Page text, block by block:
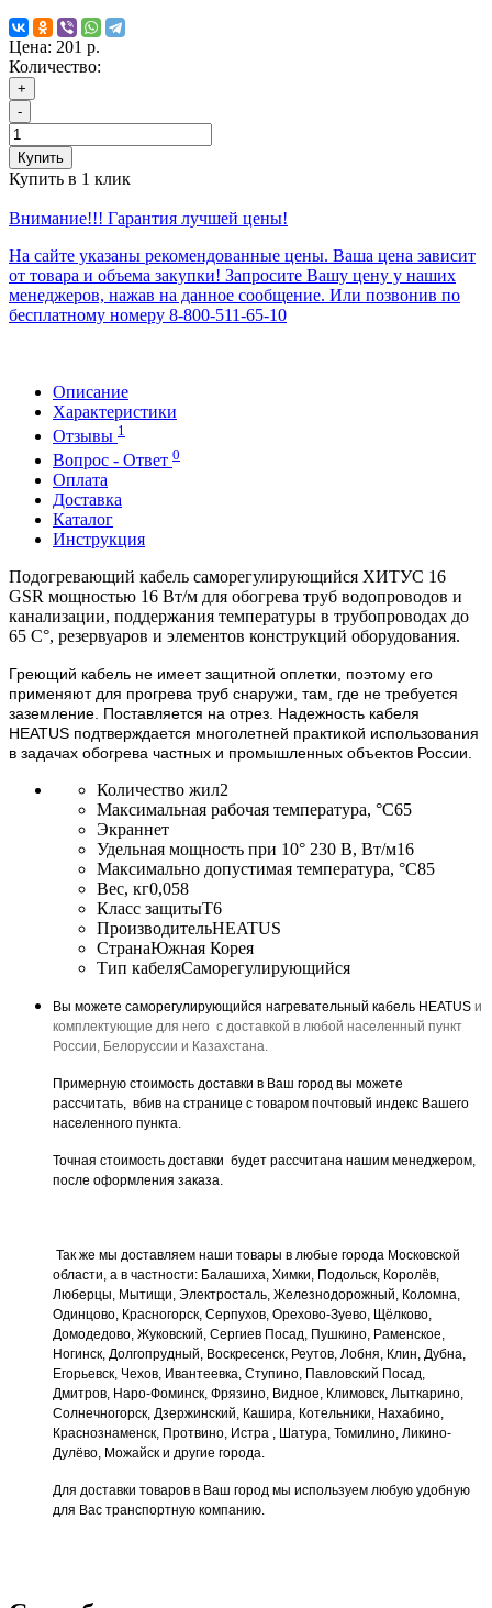
Цена: 201 р.
Количество:
+
-
Купить
Купить в 1 клик
Внимание!!! Гарантия лучшей цены!
На сайте указаны рекомендованные цены. Ваша цена зависит
от товара и объема закупки! Запросите Вашу цену у наших
менеджеров, нажав на данное сообщение. Или позвонив по
бесплатному номеру 8-800-511-65-10
Описание
Характеристики
Отзывы 1
Вопрос - Ответ 0
Оплата
Доставка
Каталог
Инструкция
Подогревающий кабель саморегулирующийся ХИТУС 16
GSR мощностью 16 Вт/м для обогрева труб водопроводов и
канализации, поддержания температуры в трубопроводах до
65 С°, резервуаров и элементов конструкций оборудования.
Греющий кабель не имеет защитной оплетки, поэтому его
применяют для прогрева труб снаружи, там, где не требуется
заземление. Поставляется на отрез. Надежность кабеля
HEATUS подтверждается многолетней практикой использования
в задачах обогрева частных и промышленных объектов России.
Количество жил2
Максимальная рабочая температура, °C65
Экраннет
Удельная мощность при 10° 230 В, Вт/м16
Максимально допустимая температура, °C85
Вес, кг0,058
Класс защитыT6
ПроизводительHEATUS
СтранаЮжная Корея
Тип кабеляСаморегулирующийся
Вы можете саморегулирующийся нагревательный кабель HEATUS и
комплектующие для него с доставкой в любой населенный пункт
России, Белоруссии и Казахстана.
Примерную стоимость доставки в Ваш город вы можете
рассчитать, вбив на странице с товаром почтовый индекс Вашего
населенного пункта.
Точная стоимость доставки будет рассчитана нашим менеджером,
после оформления заказа.
Так же мы доставляем наши товары в любые города Московской
области, а в частности: Балашиха, Химки, Подольск, Королёв,
Люберцы, Мытищи, Электросталь, Железнодорожный, Коломна,
Одинцово, Красногорск, Серпухов, Орехово-Зуево, Щёлково,
Домодедово, Жуковский, Сергиев Посад, Пушкино, Раменское,
Ногинск, Долгопрудный, Воскресенск, Реутов, Лобня, Клин, Дубна,
Егорьевск, Чехов, Ивантеевка, Ступино, Павловский Посад,
Дмитров, Наро-Фоминск, Фрязино, Видное, Климовск, Лыткарино,
Солнечногорск, Дзержинский, Кашира, Котельники, Нахабино,
Краснознаменск, Протвино, Истра , Шатура, Томилино, Ликино-
Дулёво, Можайск и другие города.
Для доставки товаров в Ваш город мы используем любую удобную
для Вас транспортную компанию.